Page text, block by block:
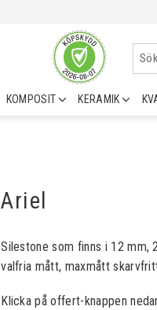
KOMPOSIT KERAMIK
Ariel
Silestone som finns i 12 mm,
valfria mått, maxmått
Klicka på offert-knappen